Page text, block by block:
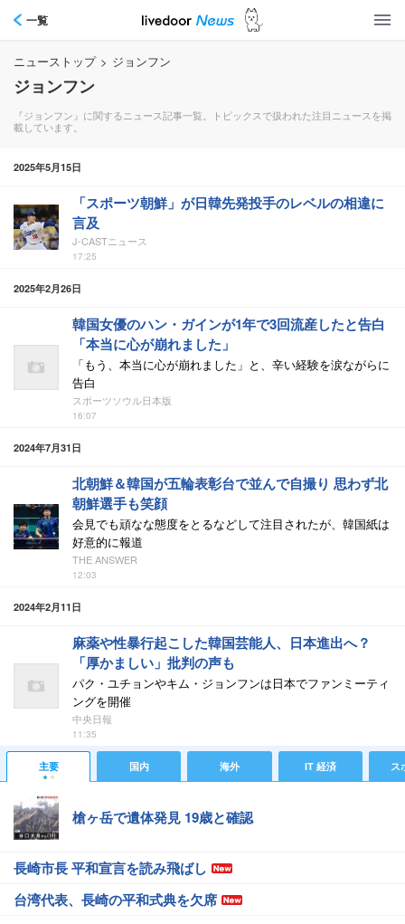
一覧
ニューストップ > ジョンフン
ジョンフン
『ジョンフン』に関するニュース記事一覧。トピックスで扱われた注目ニュースを掲
載しています。
2025年5月15日
「スポーツ朝鮮」が日韓先発投手のレベルの相違に
言及
J-CASTニュース
17:25
2025年2月26日
韓国女優のハン・ガインが1年で3回流産したと告白
「本当に心が崩れました」
「もう、本当に心が崩れました」と、辛い経験を涙ながらに
告白
スポーツソウル日本版
16:07
2024年7月31日
北朝鮮＆韓国が五輪表彰台で並んで自撮り 思わず北
朝鮮選手も笑顔
会見でも頑なな態度をとるなどして注目されたが、韓国紙は
好意的に報道
THE ANSWER
12:03
2024年2月11日
麻薬や性暴行起こした韓国芸能人、日本進出へ？
「厚かましい」批判の声も
パク・ユチョンやキム・ジョンフンは日本でファンミーティ
ングを開催
中央日報
11:35
主要 国内 海外 IT 経済 ス
槍ヶ岳で遺体発見 19歳と確認
長崎市長 平和宣言を読み飛ばし
台湾代表、長崎の平和式典を欠席